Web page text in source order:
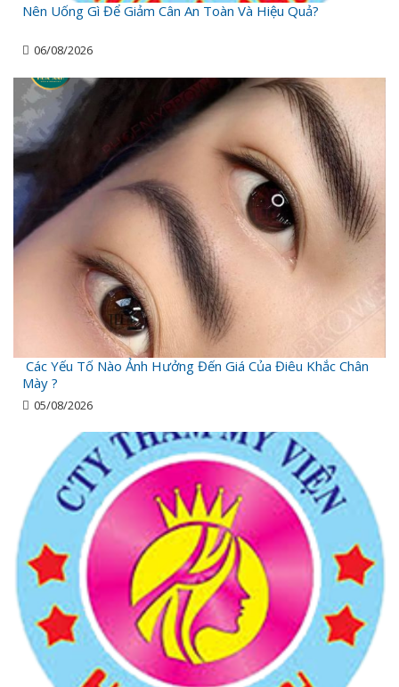
Nên Uống Gì Để Giảm Cân An Toàn Và Hiệu Quả?
06/08/2026
Các Yếu Tố Nào Ảnh Hưởng Đến Giá Của Điêu Khắc Chân
Mày ?
05/08/2026